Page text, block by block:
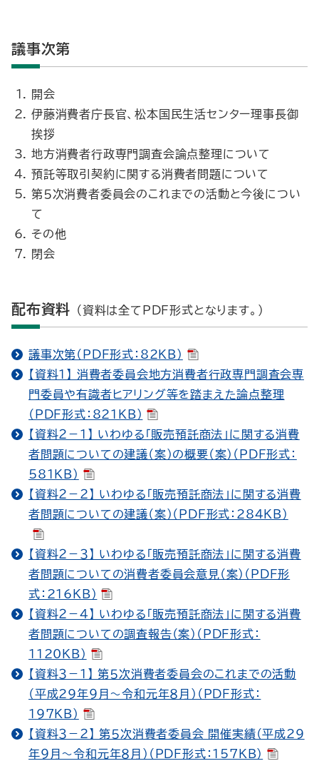
議事次第
開会
伊藤消費者庁長官、松本国民生活センター理事長御
挨拶
地方消費者行政専門調査会論点整理について
預託等取引契約に関する消費者問題について
第５次消費者委員会のこれまでの活動と今後につい
て
その他
閉会
配布資料 （資料は全てPDF形式となります。）
議事次第（PDF形式：82KB）
【資料１】 消費者委員会地方消費者行政専門調査会専
門委員や有識者ヒアリング等を踏まえた論点整理
（PDF形式：821KB）
【資料２－１】 いわゆる「販売預託商法」に関する消費
者問題についての建議（案）の概要（案）（PDF形式：
581KB）
【資料２－２】 いわゆる「販売預託商法」に関する消費
者問題についての建議（案）（PDF形式：284KB）
【資料２－３】 いわゆる「販売預託商法」に関する消費
者問題についての消費者委員会意見（案）（PDF形
式：216KB）
【資料２－４】 いわゆる「販売預託商法」に関する消費
者問題についての調査報告（案）（PDF形式：
1120KB）
【資料３－１】 第５次消費者委員会のこれまでの活動
（平成29年９月～令和元年８月）（PDF形式：
197KB）
【資料３－２】 第５次消費者委員会 開催実績（平成29
年９月～令和元年８月）（PDF形式：157KB）